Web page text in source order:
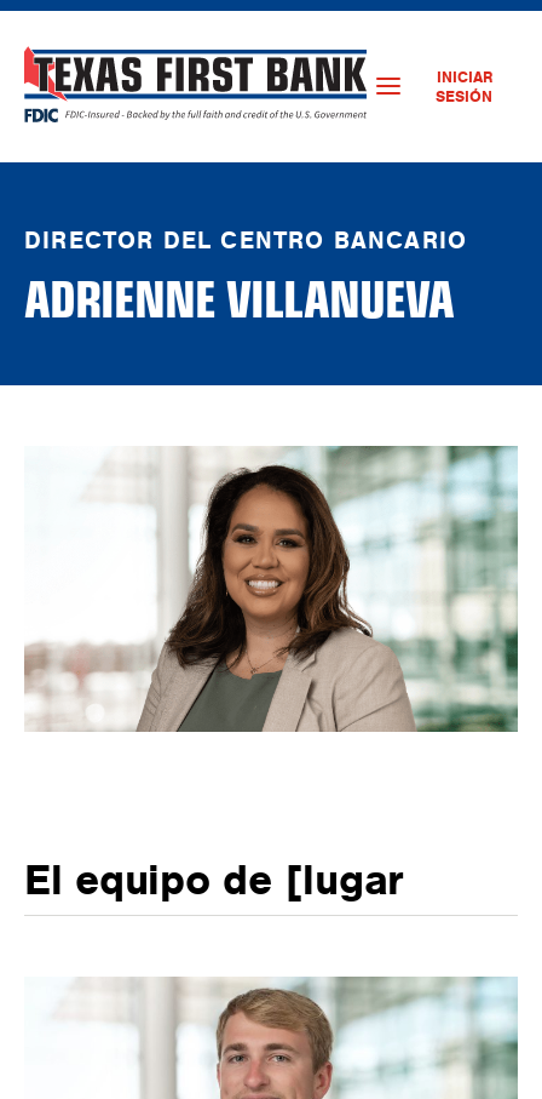
INICIAR
SESIÓN
DIRECTOR DEL CENTRO BANCARIO
ADRIENNE VILLANUEVA
El equipo de [lugar